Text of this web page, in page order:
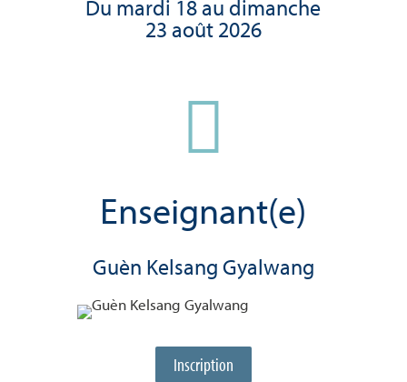
Du mardi 18 au dimanche
23 août 2026

Enseignant(e)
Guèn Kelsang Gyalwang
Inscription